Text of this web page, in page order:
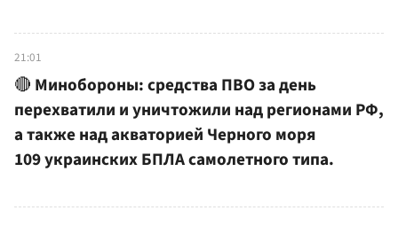
21:01
🔴 Минобороны: средства ПВО за день
перехватили и уничтожили над регионами РФ,
а также над акваторией Черного моря
109 украинских БПЛА самолетного типа.